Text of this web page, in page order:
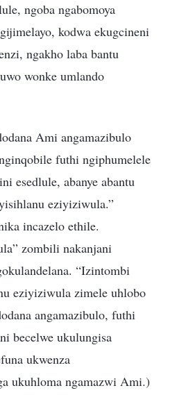
ngoba ngabomoya
kodwa ekugcineni
ngakho laba bantu
wonke umlando
Ami angamazibulo
futhi ngiphumelele
esedlule, abanye abantu
eziyiziwula.”
incazelo ethile.
zombili nakanjani
“Izintombi
eziyiziwula zimele uhlobo
angamazibulo, futhi
becelwe ukulungisa
ukwenza
ukuhloma ngamazwi Ami.)